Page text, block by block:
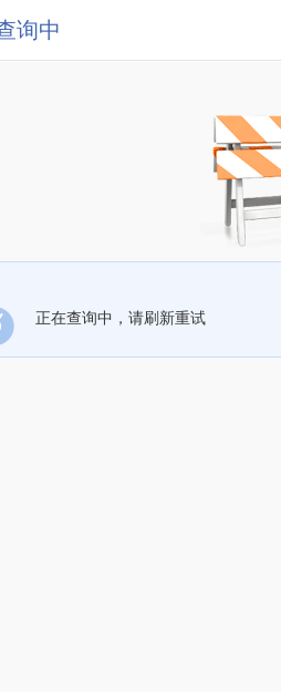
询中
正在查询中，请刷新重试